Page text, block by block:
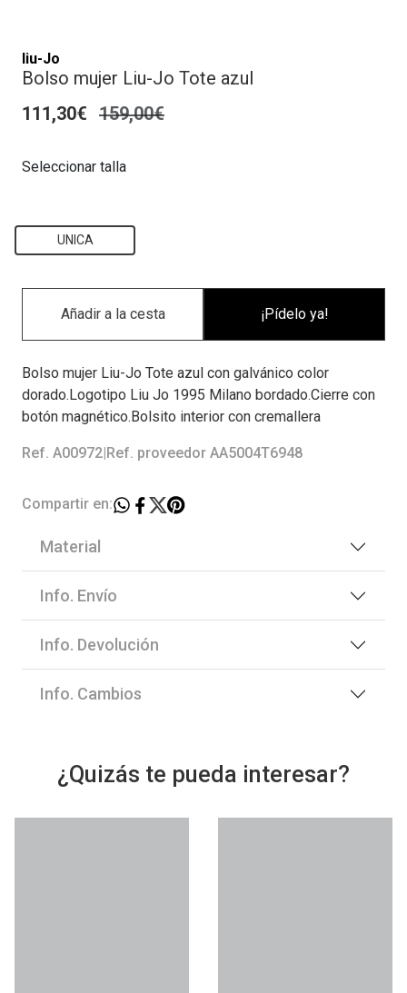
liu-Jo
Bolso mujer Liu-Jo Tote azul
111,30€ 159,00€
Seleccionar talla
UNICA
¡Pídelo ya!
Bolso mujer Liu-Jo Tote azul con galvánico color
dorado.Logotipo Liu Jo 1995 Milano bordado.Cierre con
botón magnético.Bolsito interior con cremallera
Ref. A00972 Ref. proveedor AA5004T6948
Compartir en:
Material
Info. Envío
Info. Devolución
Info. Cambios
¿Quizás te pueda interesar?